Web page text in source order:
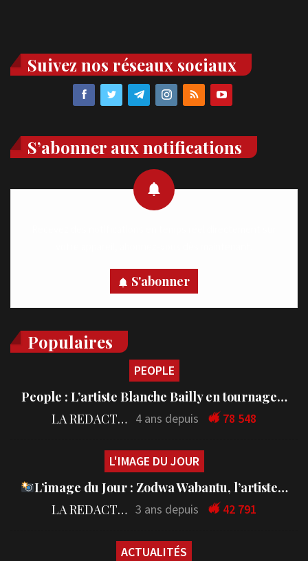
Suivez nos réseaux sociaux
S’abonner aux notifications
S'abonner
Populaires
PEOPLE
People : L’artiste Blanche Bailly en tournage…
LA REDACTION 4 ans depuis 78 548
L'IMAGE DU JOUR
L’image du Jour : Zodwa Wabantu, l’artiste…
LA REDACTION 3 ans depuis 42 791
ACTUALITÉS